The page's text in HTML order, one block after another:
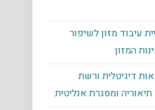
עיבוד מזון לשיפור
המזון
דיגיטלית ורשת
תיאוריה ומסגרת אנליטית